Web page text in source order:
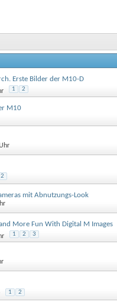
Erste Bilder der M10-D
1 2
M10
2
mit Abnutzungs-Look
More Fun With Digital M Images
1 2 3
1 2